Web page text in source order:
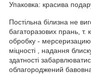
Упаковка: красива
Постільна білизна не
багаторазових прань, т.
обробку -
міцності , надання
здатності
облагороджений